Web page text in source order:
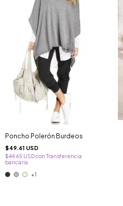
Poncho Polerón Burdeos
$49.61 USD
$44.65 USDcon Transferencia
bancaria
+1